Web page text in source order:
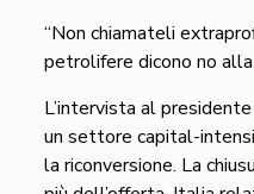
“Non chiamateli
petrolifere dicono no
L’intervista al presidente
un settore capital-
la riconversione. La